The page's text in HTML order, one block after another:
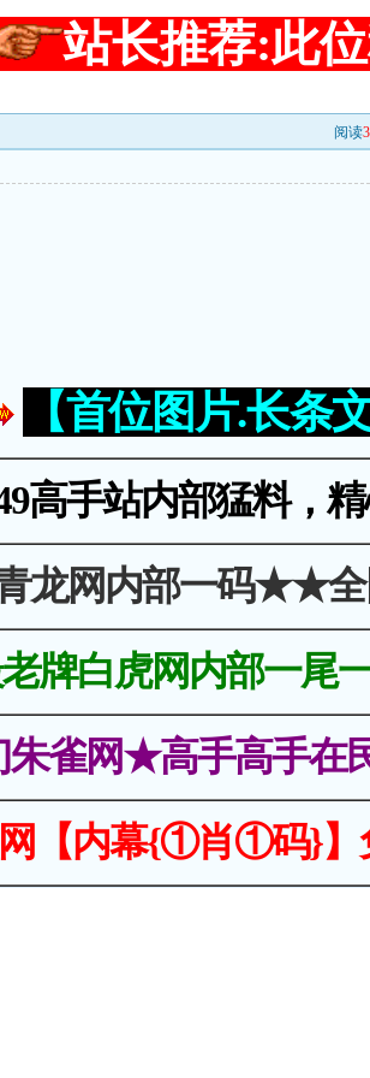
站长推荐:此
阅读
【首位图片.长条
高手站内部猛料，
龙网内部一码★★全
牌白虎网内部一尾
朱雀网★高手高手在
【内幕{①肖①码}】